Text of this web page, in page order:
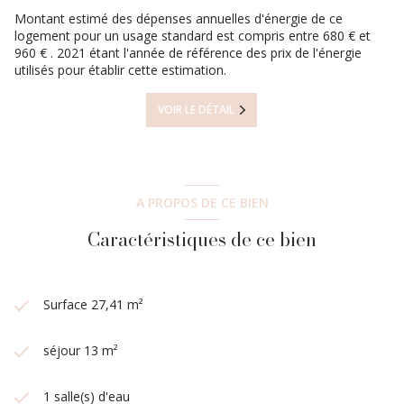
Montant estimé des dépenses annuelles d'énergie de ce
logement pour un usage standard est compris entre 680 € et
960 € . 2021 étant l'année de référence des prix de l'énergie
utilisés pour établir cette estimation.
VOIR LE DÉTAIL
A PROPOS DE CE BIEN
Caractéristiques de ce bien
Surface 27,41 m²
séjour 13 m²
1 salle(s) d'eau